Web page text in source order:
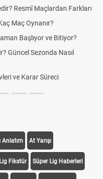
Resmî Maçlardan Farkları
Maç Oynanır?
Başlıyor ve Bitiyor?
Güncel Sezonda Nasıl
ve Karar Süreci
Anlatım At Yarışı
Fikstür Süper Lig Haberleri